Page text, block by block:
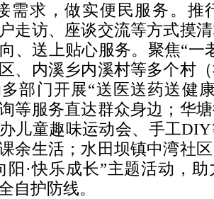
需求，做实便民服务。推
走访、座谈交流等方式摸
、送上贴心服务。聚焦“一
、内溪乡内溪村等多个村
部门开展“送医送药送健
等服务直达群众身边；华
儿童趣味运动会、手工
余生活；水田坝镇中湾社
阳·快乐成长”主题活动，
自护防线。